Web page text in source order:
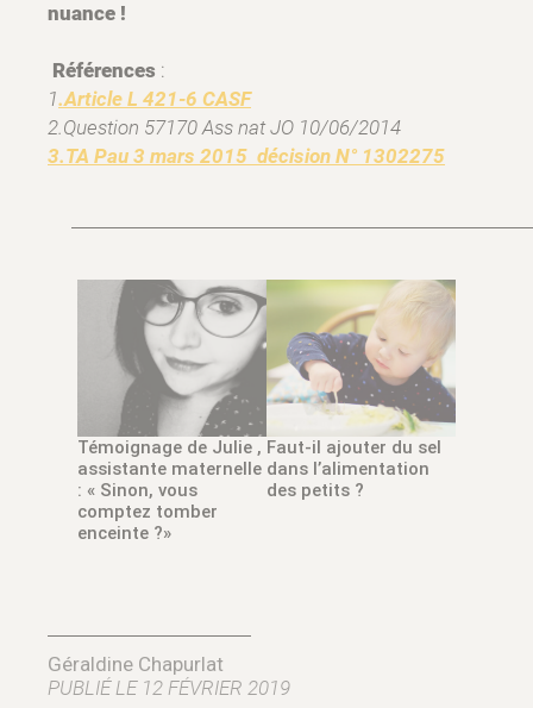
nuance !
Références :
1.Article L 421-6 CASF
2.Question 57170 Ass nat JO 10/06/2014
3.TA Pau 3 mars 2015 décision N° 1302275
Témoignage de Julie ,
assistante maternelle
: « Sinon, vous
comptez tomber
enceinte ?»
Faut-il ajouter du sel
dans l’alimentation
des petits ?
Géraldine Chapurlat
PUBLIÉ LE 12 FÉVRIER 2019